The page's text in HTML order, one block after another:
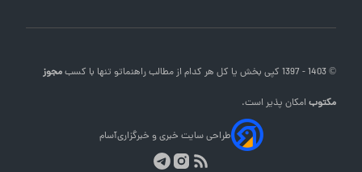
© 1403 - 1397 کپی بخش یا کل هر کدام از مطالب راهنماتو تنها با کسبمجوز
مکتوبامکان پذیر است.
طراحی سایت خبری و خبرگزاریآسام